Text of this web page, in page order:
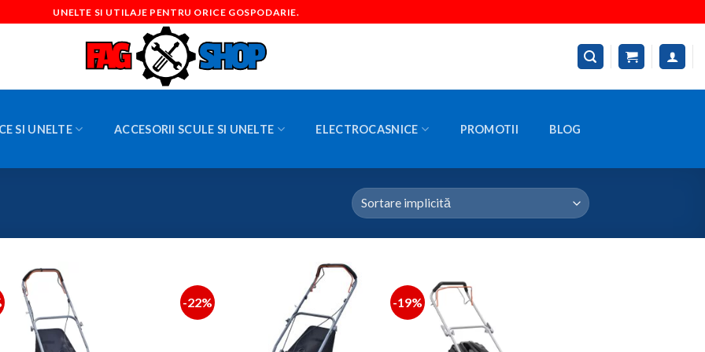
UNELTE SI UTILAJE PENTRU ORICE GOSPODARIE.
SI UNELTE ACCESORII SCULE SI UNELTE ELECTROCASNICE PROMOTII BLOG
-22% -19%